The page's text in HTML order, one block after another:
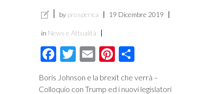
by prosperica 19 Dicembre 2019
in News e Attualità
Facebook
Twitter
EmailPinterest
Boris Johnson e la brexit che verrà –
Colloquio con Trump ed i nuovi legislatori